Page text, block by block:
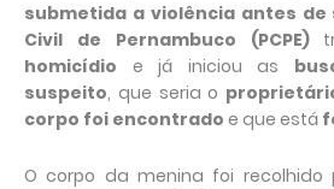
submetida a violência antes
Civil de Pernambuco (PCPE)
homicídio e já iniciou as
suspeito, que seria o
corpo foi encontrado e que está
O corpo da menina foi recolhido